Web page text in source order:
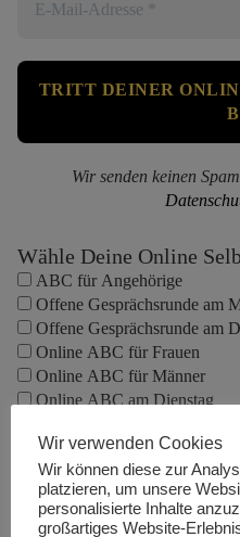
Wir senden keinen
Wähle Deine Online
ABC für Angehörige
Offene Gesprächsrunde am
Offene Gesprächsrunde am
Online ABC für Frauen
Online ABC für Männer
Online ABC am Dienstag
Online ABC am Donnerstag
Online ABC am Freitag
Online ABC am Samstag
Online ABC am Sonntag
Wir verwenden Cookies
Wir können diese zur
platzieren, um unsere
personalisierte Inhalte
großartiges Website-